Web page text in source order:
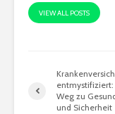
VIEW ALL POSTS
entmystifiziert:
Weg zu
und Sicherheit